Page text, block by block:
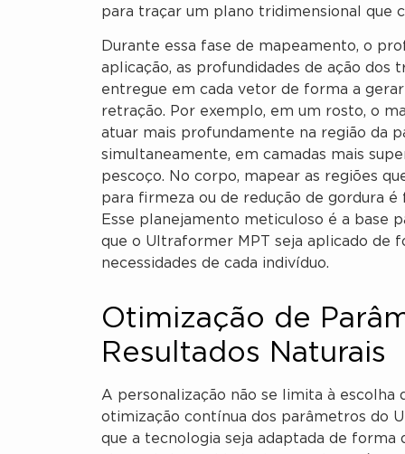
para traçar um plano tridimensional que
Durante essa fase de mapeamento, o
aplicação, as profundidades de ação dos
entregue em cada vetor de forma a
retração. Por exemplo, em um rosto, o
atuar mais profundamente na região da
simultaneamente, em camadas mais
pescoço. No corpo, mapear as regiões
para firmeza ou de redução de gordura
Esse planejamento meticuloso é a base
que o Ultraformer MPT seja aplicado de
necessidades de cada indivíduo.
Otimização de
Resultados Naturais
A personalização não se limita à escolha
otimização contínua dos parâmetros do
que a tecnologia seja adaptada de forma